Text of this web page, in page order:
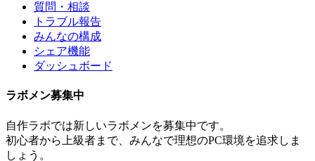
質問・相談
トラブル報告
みんなの構成
シェア機能
ダッシュボード
ラボメン募集中
自作ラボでは新しいラボメンを募集中です。
初心者から上級者まで、みんなで理想のPC環境を追求しま
しょう。